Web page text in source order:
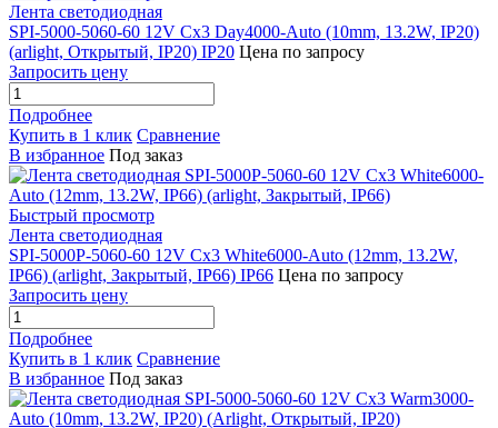
Лента светодиодная
SPI-5000-5060-60 12V Cx3 Day4000-Auto (10mm, 13.2W, IP20)
(arlight, Открытый, IP20) IP20 Цена по запросу
Запросить цену
Подробнее
Купить в 1 клик Сравнение
В избранное Под заказ
Быстрый просмотр
Лента светодиодная
SPI-5000P-5060-60 12V Cx3 White6000-Auto (12mm, 13.2W,
IP66) (arlight, Закрытый, IP66) IP66 Цена по запросу
Запросить цену
Подробнее
Купить в 1 клик Сравнение
В избранное Под заказ